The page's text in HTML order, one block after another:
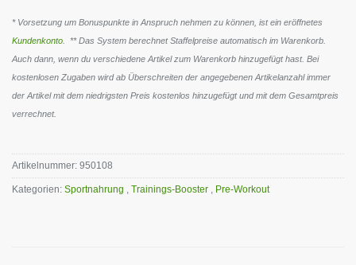
* Vorsetzung um Bonuspunkte in Anspruch nehmen zu können, ist ein eröffnetes
Kundenkonto . ** Das System berechnet Staffelpreise automatisch im Warenkorb.
Auch dann, wenn du verschiedene Artikel zum Warenkorb hinzugefügt hast. Bei
kostenlosen Zugaben wird ab Überschreiten der angegebenen Artikelanzahl immer
der Artikel mit dem niedrigsten Preis kostenlos hinzugefügt und mit dem Gesamtpreis
verrechnet.
Artikelnummer: 950108
Kategorien: Sportnahrung , Trainings-Booster , Pre-Workout